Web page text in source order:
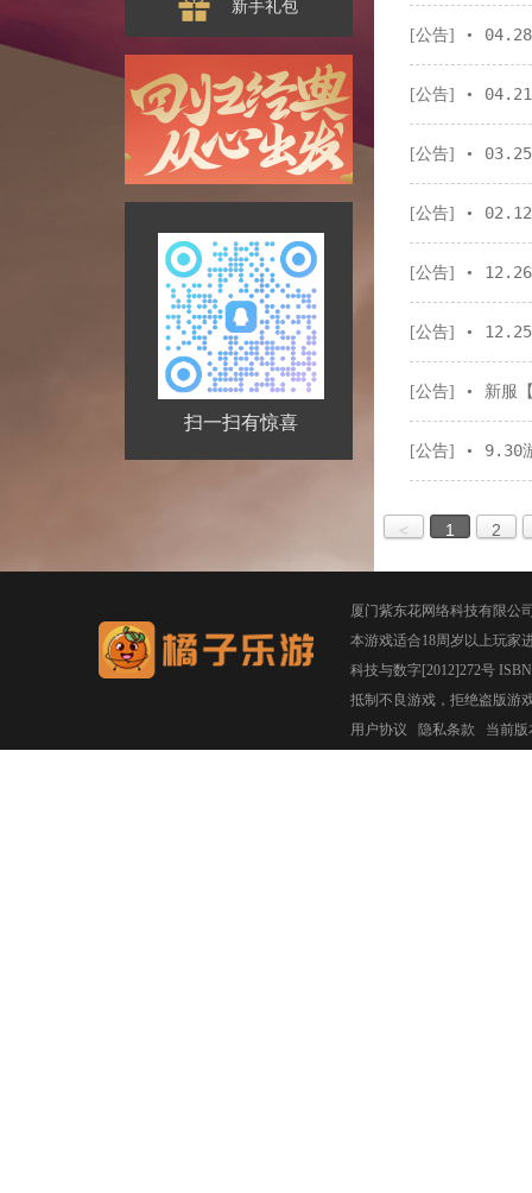
新手礼包
扫一扫有惊喜
[公告] •
[公告] •
[公告] •
[公告] •
[公告] •
[公告] •
[公告] • 新服
[公告] • 9.30
< 1 2
厦门紫东花网络科技有限公
本游戏适合18周岁以上玩家
科技与数字[2012]272号
抵制不良游戏，拒绝盗版游
用户协议
隐私条款 当前版